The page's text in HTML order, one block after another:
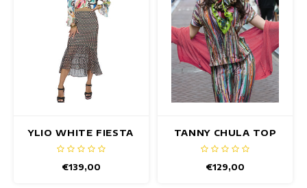
YLIO WHITE FIESTA
TOP
€139,00
TANNY CHULA TOP
€129,00